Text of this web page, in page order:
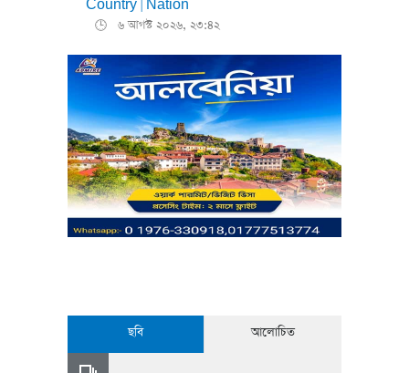
Country Nation
🕒 ৬ আগস্ট ২০২৬, ২৩:৪২
ছবি আলোচিত